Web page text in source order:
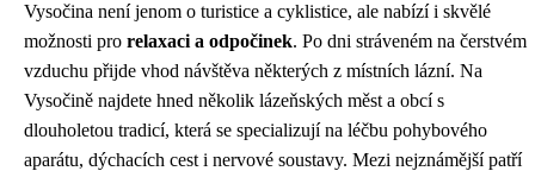
Vysočina není jenom o turistice a cyklistice, ale nabízí i skvělé
možnosti pro relaxaci a odpočinek. Po dni stráveném na čerstvém
vzduchu přijde vhod návštěva některých z místních lázní. Na
Vysočině najdete hned několik lázeňských měst a obcí s
dlouholetou tradicí, která se specializují na léčbu pohybového
aparátu, dýchacích cest i nervové soustavy. Mezi nejznámější patří